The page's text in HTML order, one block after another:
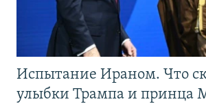
Испытание Ираном. Что
улыбки Трампа и принца